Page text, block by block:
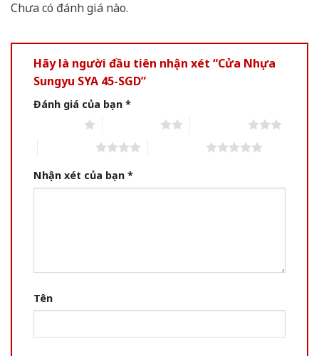
Chưa có đánh giá nào.
Hãy là người đầu tiên nhận xét “Cửa Nhựa
Sungyu SYA 45-SGD”
Đánh giá của bạn *
Nhận xét của bạn *
Tên